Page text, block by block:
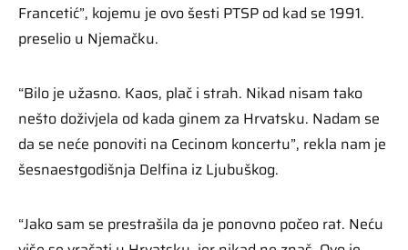
Francetić”, kojemu je ovo šesti PTSP od kad se 1991.
preselio u Njemačku.
“Bilo je užasno. Kaos, plač i strah. Nikad nisam tako
nešto doživjela od kada ginem za Hrvatsku. Nadam se
da se neće ponoviti na Cecinom koncertu”, rekla nam je
šesnaestgodišnja Delfina iz Ljubuškog.
“Jako sam se prestrašila da je ponovno počeo rat. Neću